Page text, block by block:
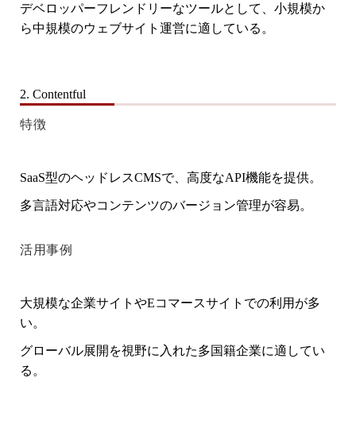
デベロッパーフレンドリーなツールとして、小規模か
ら中規模のウェブサイト運営に適している。
2. Contentful
特徴
SaaS型のヘッドレスCMSで、高度なAPI機能を提供。
多言語対応やコンテンツのバージョン管理が容易。
活用事例
大規模な企業サイトやEコマースサイトでの利用が多
い。
グローバル展開を視野に入れた多国籍企業に適してい
る。